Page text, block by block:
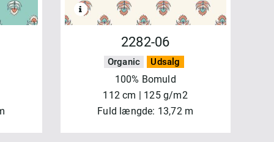
2282-06
Organic Udsalg
100% Bomuld
112 cm | 125 g/m2
Fuld længde: 13,72 m